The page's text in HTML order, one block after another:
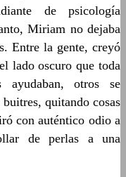
de psicología
Miriam no dejaba
Entre la gente, creyó
lado oscuro que toda
ayudaban, otros se
quitando cosas
con auténtico odio a
de perlas a una